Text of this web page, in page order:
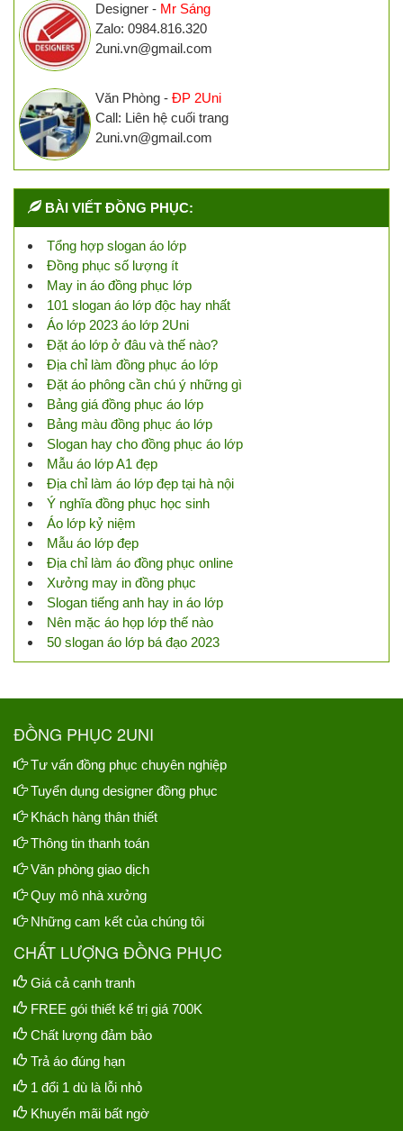
Designer - Mr Sáng
Zalo: 0984.816.320
2uni.vn@gmail.com
Văn Phòng - ĐP 2Uni
Call: Liên hệ cuối trang
2uni.vn@gmail.com
BÀI VIẾT ĐỒNG PHỤC:
Tổng hợp slogan áo lớp
Đồng phục số lượng ít
May in áo đồng phục lớp
101 slogan áo lớp độc hay nhất
Áo lớp 2023 áo lớp 2Uni
Đặt áo lớp ở đâu và thế nào?
Địa chỉ làm đồng phục áo lớp
Đặt áo phông cần chú ý những gì
Bảng giá đồng phục áo lớp
Bảng màu đồng phục áo lớp
Slogan hay cho đồng phục áo lớp
Mẫu áo lớp A1 đẹp
Địa chỉ làm áo lớp đẹp tại hà nội
Ý nghĩa đồng phục học sinh
Áo lớp kỷ niệm
Mẫu áo lớp đẹp
Địa chỉ làm áo đồng phục online
Xưởng may in đồng phục
Slogan tiếng anh hay in áo lớp
Nên mặc áo họp lớp thế nào
50 slogan áo lớp bá đạo 2023
ĐỒNG PHỤC 2UNI
Tư vấn đồng phục chuyên nghiệp
Tuyển dụng designer đồng phục
Khách hàng thân thiết
Thông tin thanh toán
Văn phòng giao dịch
Quy mô nhà xưởng
Những cam kết của chúng tôi
CHẤT LƯỢNG ĐỒNG PHỤC
Giá cả cạnh tranh
FREE gói thiết kế trị giá 700K
Chất lượng đảm bảo
Trả áo đúng hạn
1 đổi 1 dù là lỗi nhỏ
Khuyến mãi bất ngờ